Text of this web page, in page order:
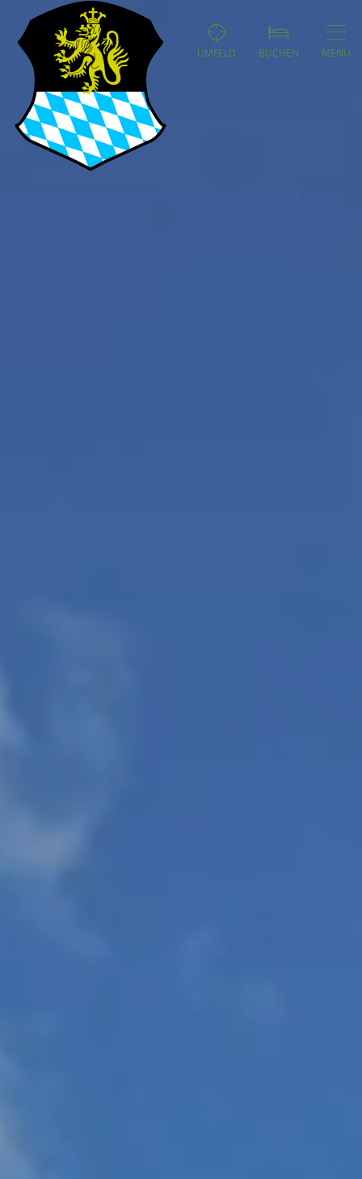
UMFELD BUCHEN MENÜ